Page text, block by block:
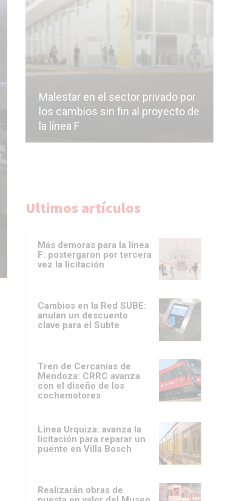
Malestar en el sector privado por
los cambios sin fin al proyecto de
la línea F
Ultimos artículos
Más demoras para la línea
F: postergaron por tercera
vez la licitación
Cambios en la Red SUBE:
anulan un descuento
clave para el Subte
Tren de Cercanías de
Mendoza: CRRC avanza
con el diseño de los
cochemotores
Línea Urquiza: avanza la
licitación para reparar un
puente en Villa Bosch
Realizarán obras de